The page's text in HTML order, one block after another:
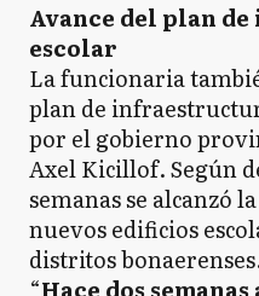
Avance del plan
escolar
La funcionaria
plan de
por el gobierno
Axel Kicillof. Según
semanas se alcanzó
nuevos edificios
distritos
“Hace dos